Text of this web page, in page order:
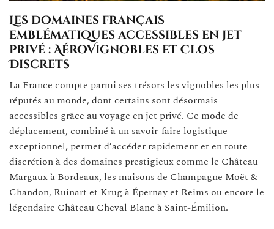
Les domaines français
emblématiques accessibles en jet
privé : AéroVignobles et Clos
Discrets
La France compte parmi ses trésors les vignobles les plus
réputés au monde, dont certains sont désormais
accessibles grâce au voyage en jet privé. Ce mode de
déplacement, combiné à un savoir-faire logistique
exceptionnel, permet d’accéder rapidement et en toute
discrétion à des domaines prestigieux comme le Château
Margaux à Bordeaux, les maisons de Champagne Moët &
Chandon, Ruinart et Krug à Épernay et Reims ou encore le
légendaire Château Cheval Blanc à Saint-Émilion.